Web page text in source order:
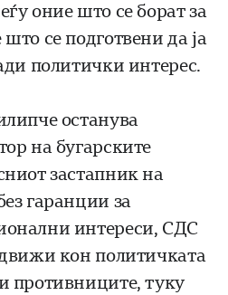
оние што се борат за
се подготвени да ја
политички интерес.
останува
на бугарските
застапник на
гаранции за
интереси, СДС
кон политичката
противниците, туку